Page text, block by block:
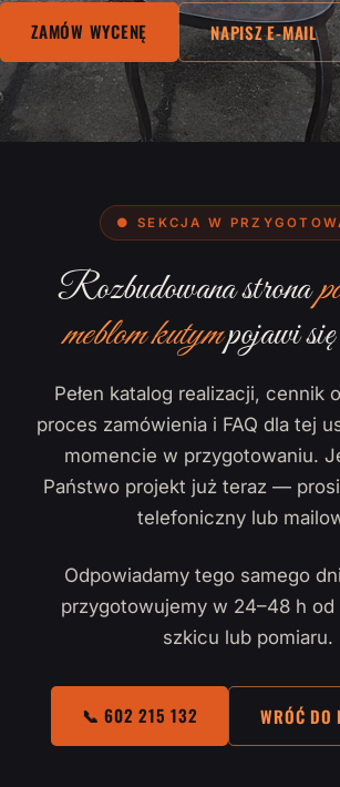
ZAMÓW WYCENĘ NAPISZ E-MAIL
● SEKCJA W
Rozbudowana strona
meblom kutympojawi
Pełen katalog realizacji, cennik
proces zamówienia i FAQ dla tej
momencie w przygotowaniu.
Państwo projekt już teraz —
telefoniczny lub
Odpowiadamy tego samego
przygotowujemy w 24–48 h od
szkicu lub pomiaru.
📞 602 215 132 WRÓĆ DO